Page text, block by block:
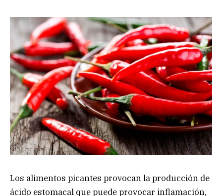
Los alimentos picantes provocan la producción de
ácido estomacal que puede provocar inflamación,